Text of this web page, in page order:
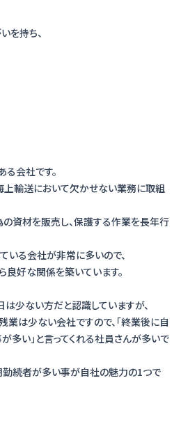
を持ち、
会社です。
上輸送において欠かせない業務に取組
資材を販売し、保護する作業を長年行
いる会社が非常に多いので、
良好な関係を築いています。
少ない方だと認識していますが、
業は少ない会社ですので、「終業後に自
多い」と言ってくれる社員さんが多いで
勤続者が多い事が自社の魅力の1つで